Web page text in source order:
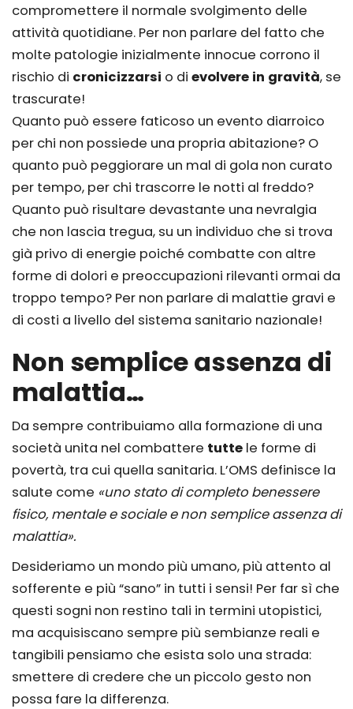
compromettere il normale svolgimento delle
attività quotidiane. Per non parlare del fatto che
molte patologie inizialmente innocue corrono il
rischio di cronicizzarsi o di evolvere in gravità, se
trascurate!
Quanto può essere faticoso un evento diarroico
per chi non possiede una propria abitazione? O
quanto può peggiorare un mal di gola non curato
per tempo, per chi trascorre le notti al freddo?
Quanto può risultare devastante una nevralgia
che non lascia tregua, su un individuo che si trova
già privo di energie poiché combatte con altre
forme di dolori e preoccupazioni rilevanti ormai da
troppo tempo? Per non parlare di malattie gravi e
di costi a livello del sistema sanitario nazionale!
Non semplice assenza di
malattia…
Da sempre contribuiamo alla formazione di una
società unita nel combattere tutte le forme di
povertà, tra cui quella sanitaria. L’OMS definisce la
salute come «uno stato di completo benessere
fisico, mentale e sociale e non semplice assenza di
malattia».
Desideriamo un mondo più umano, più attento al
sofferente e più “sano” in tutti i sensi! Per far sì che
questi sogni non restino tali in termini utopistici,
ma acquisiscano sempre più sembianze reali e
tangibili pensiamo che esista solo una strada:
smettere di credere che un piccolo gesto non
possa fare la differenza.